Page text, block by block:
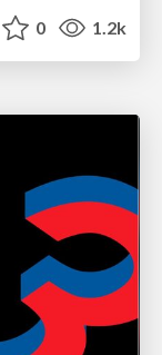
0 1.2k